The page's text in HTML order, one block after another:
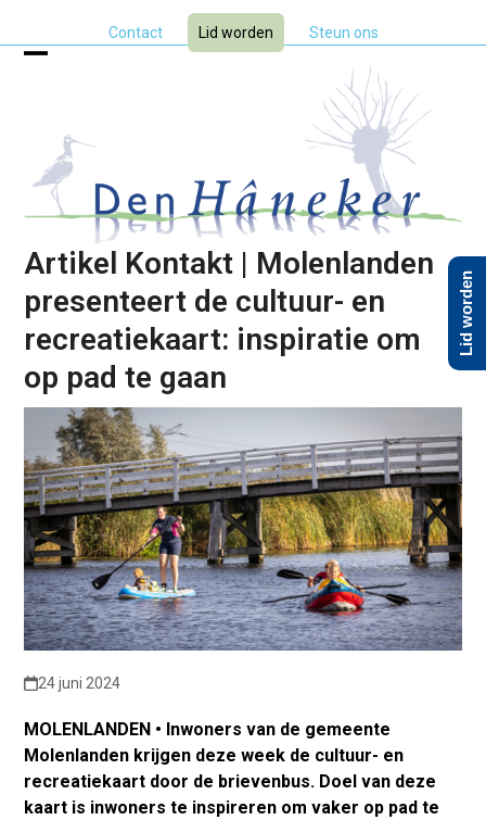
Contact Lid worden Steun ons
menu
menu
Artikel Kontakt | Molenlanden
presenteert de cultuur- en
recreatiekaart: inspiratie om
op pad te gaan
24 juni 2024
MOLENLANDEN • Inwoners van de gemeente
Molenlanden krijgen deze week de cultuur- en
recreatiekaart door de brievenbus. Doel van deze
kaart is inwoners te inspireren om vaker op pad te
Lid worden